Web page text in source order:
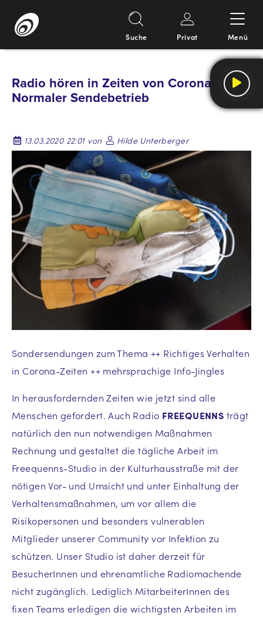
Inhalt
Suche Privat Menü
Radio hören in Zeiten von Corona:
Normaler Sendebetrieb
13.03.2020 22:01 von Hilde Unterberger
Sondersendungen zum Thema ++ Richtiges Verhalten
in Corona-Zeiten ++ mehrsprachige Info-Jingles
In herausfordernden Zeiten wie jetzt sind alle
Menschen gefordert. Auch Radio FREEQUENNS trägt
natürlich den nun notwendigen Maßnahmen
Rechnung und gestaltet die tägliche Arbeit im
Freequenns-Studio in der Kulturhausstraße mit der
nötigen Vor- und Umsicht und unter Einhaltung der
Verhaltensmaßnahmen, um vor allem die
Risikopersonen und besonders vulnerablen
Mitglieder unserer Community vor Infektion zu
schützen. Unser Studio ist daher derzeit für
BesucherInnen und ehrenamtliche Radiomachende
nicht zugänglich. Lediglich MitarbeiterInnen des
fixen Teams erledigen die wichtigsten Arbeiten im